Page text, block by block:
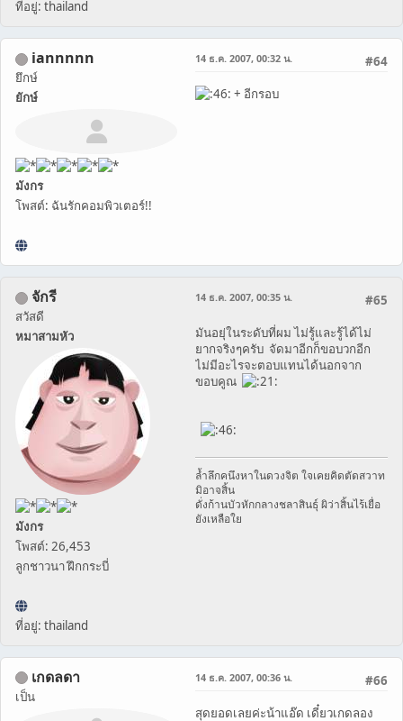
ที่อยู่: thailand
iannnnn
ยึกษ์
ยักษ์
มังกร
โพสต์: ฉันรักคอมพิวเตอร์!!
#64
14 ธ.ค. 2007, 00:32 น.
+ อีกรอบ
จักรี
สวัสดี
หมาสามหัว
มังกร
โพสต์: 26,453
ลูกชาวนา ฝึกกระบี่
ที่อยู่: thailand
#65
14 ธ.ค. 2007, 00:35 น.
มันอยุ่ในระดับที่ผม ไม่รู้และรู้ได้ไม่
ยากจริงๆครับ จัดมาอีกก็ขอบวกอีก
ไม่มีอะไรจะตอบแทนได้นอกจาก
ขอบคูณ
ล้ำลึกคนึงหาในดวงจิต ใจเคยคิดตัดสวาท
มิอาจสิ้น
ดั่งก้านบัวหักกลางชลาสินธุ์ ผิว่าสิ้นไร้เยื่อ
ยังเหลือใย
เกดลดา
เป็น
#66
14 ธ.ค. 2007, 00:36 น.
สุดยอดเลยค่ะน้าแอ๊ด เดี๋ยวเกดลอง